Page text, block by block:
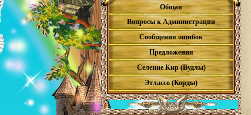
Общая
Вопросы к Администрации
Сообщения ошибок
Предложения
Селение Кир (Вудлы)
Этлассо (Корды)